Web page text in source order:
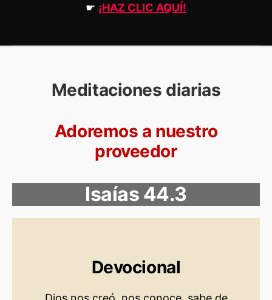
☛ ¡HAZ CLIC AQUÍ!
Meditaciones diarias
Adoremos a nuestro
proveedor
Isaías 44.3
Devocional